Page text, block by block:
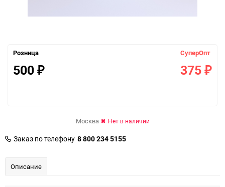
Розница
500 ₽
СуперОпт
375 ₽
Москва Нет в наличии
Заказ по телефону 8 800 234 5155
Описание